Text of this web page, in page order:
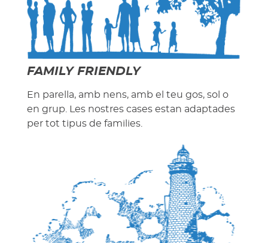
FAMILY FRIENDLY
En parella, amb nens, amb el teu gos, sol o
en grup. Les nostres cases estan adaptades
per tot tipus de families.